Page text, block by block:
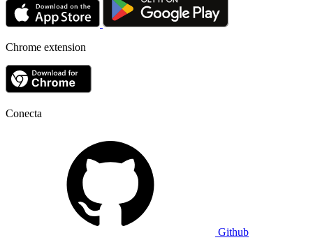
Chrome extension
Conecta
Github